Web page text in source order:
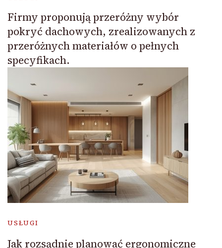
Firmy proponują przeróżny wybór
pokryć dachowych, zrealizowanych z
przeróżnych materiałów o pełnych
specyfikach.
USŁUGI
Jak rozsądnie planować ergonomiczne